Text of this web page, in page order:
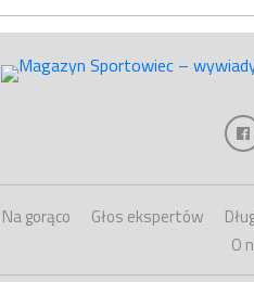
Na gorąco Głos ekspertów
O